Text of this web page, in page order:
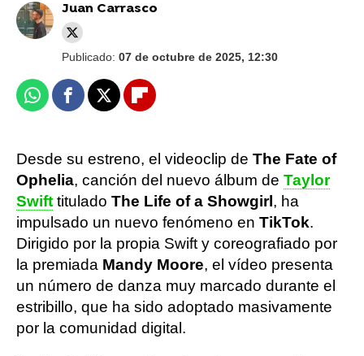
Juan Carrasco
Publicado: 07 de octubre de 2025, 12:30
WhatsappFacebook
X Flipboard
Desde su estreno, el videoclip de The Fate of
Ophelia, canción del nuevo álbum de Taylor
Swift titulado The Life of a Showgirl , ha
impulsado un nuevo fenómeno en TikTok.
Dirigido por la propia Swift y coreografiado por
la premiada Mandy Moore, el vídeo presenta
un número de danza muy marcado durante el
estribillo, que ha sido adoptado masivamente
por la comunidad digital.